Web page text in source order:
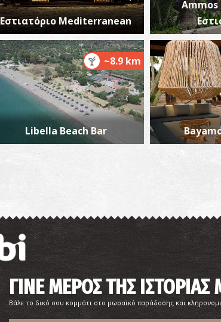
Παραλία Καλαμάκια
ΠΑΡΑΛΙΕΣ
Παραλία Βορδώνα
Μονή και Ναός του Αγίου
ΒΥΖΑΝΤΙΟ
Εστιατόριο Mediterranean
~8.9 km
Libella Beach Bar
ΓΙΝΕ ΜΕΡΟΣ ΤΗΣ ΙΣΤΟΡΙΑΣ
Βάλε το δικό σου κομμάτι στο μωσαϊκό παράδοσης και